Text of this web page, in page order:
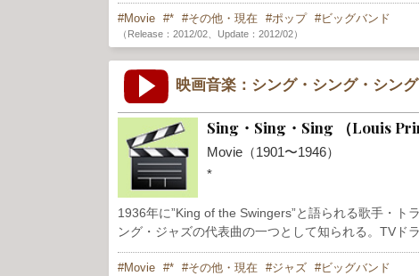
Movie * その他・現在 ポップ ビッグバンド
（Release：2012/02、Update：2012/02）
映画音楽：シング・シング・シング
Sing・Sing・Sing （Louis
Movie（1901〜1946）
*
1936年に”King of the Swingers”と語られる歌手・
ング・ジャズの代表曲の一つとして知られる。TVド
Movie * その他・現在 ジャズ ビッグバンド